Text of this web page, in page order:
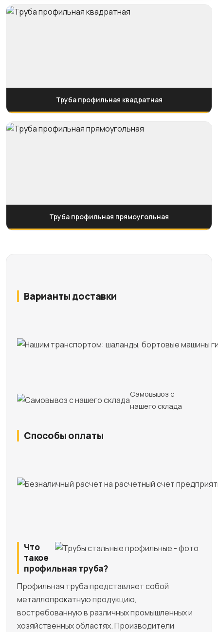
Труба профильная квадратная
Труба профильная прямоугольная
Варианты доставки
Самовывоз с
нашего склада
Способы оплаты
Что
такое
профильная труба?
Профильная труба представляет собой
металлопрокатную продукцию,
востребованную в различных промышленных и
хозяйственных областях. Производители